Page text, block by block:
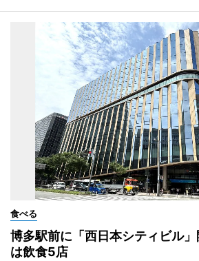
食べる
博多駅前に「西日本シティビル
は飲食5店